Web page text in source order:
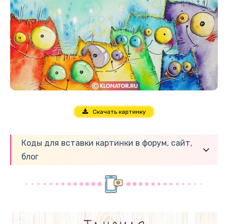
Скачать картинку
Коды для вставки картинки в форум, сайт,
блог